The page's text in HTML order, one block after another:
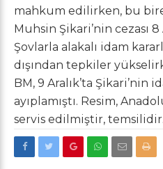
mahkum edilirken, bu
Muhsin Şikari’nin cezası
Şovlarla alakalı idam
dışından tepkiler
BM, 9 Aralık’ta Şikari’nin
ayıplamıştı. Resim,
servis edilmiştir, temsilidir.